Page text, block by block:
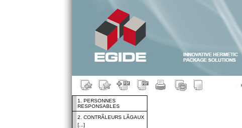
1. PERSONNES
RESPONSABLES
2. CONTRÃLEURS LÃGAUX
[...]